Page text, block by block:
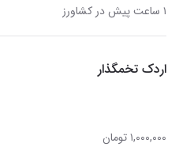
۱ ساعت پیش در کشاورز
اردک تخمگذار
۱,۰۰۰,۰۰۰ تومان